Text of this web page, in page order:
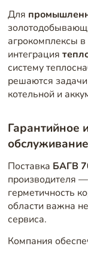
Для
агрокомплексы в
интеграция
систему
решаются
котельной и
Гарантийное
Поставка БАГВ
производителя
герметичность
области важна
сервиса.
Компания